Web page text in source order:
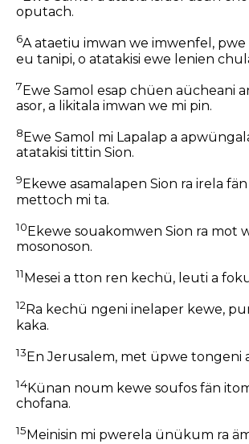
oputach.
6A ataetiu imwan we imwenfel,
eu tanipi, o atatakisi ewe lenien
7Ewe Samol esap chüen aücheani
asor, a likitala imwan we mi pin.
8 Ewe Samol mi Lapalap a
atatakisi tittin Sion.
9 Ekewe asamalapen Sion ra irela
mettoch mi ta.
10Ekewe souakomwen Sion ra mot
mosonoson.
11 Mesei a tton ren kechü, leuti a
12Ra kechü ngeni inelaper kewe,
kaka.
13En Jerusalem, met üpwe tongeni
14Künan noum kewe soufos fän
chofana.
15 Meinisin mi pwerela ünükum ra